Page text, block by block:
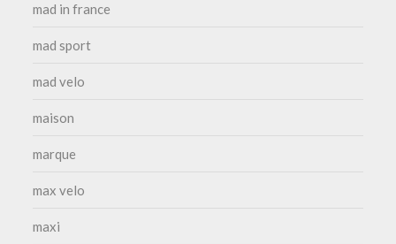
mad in france
mad sport
mad velo
maison
marque
max velo
maxi